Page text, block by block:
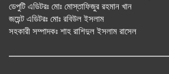
ডেপুটি এডিটরঃ মোঃ মোস্তাফিজুর রহমান খান
জয়েন্ট এডিটরঃ মোঃ রবিউল ইসলাম
সহকারী সম্পাদকঃ শাহ রাশিদুল ইসলাম রাসেল